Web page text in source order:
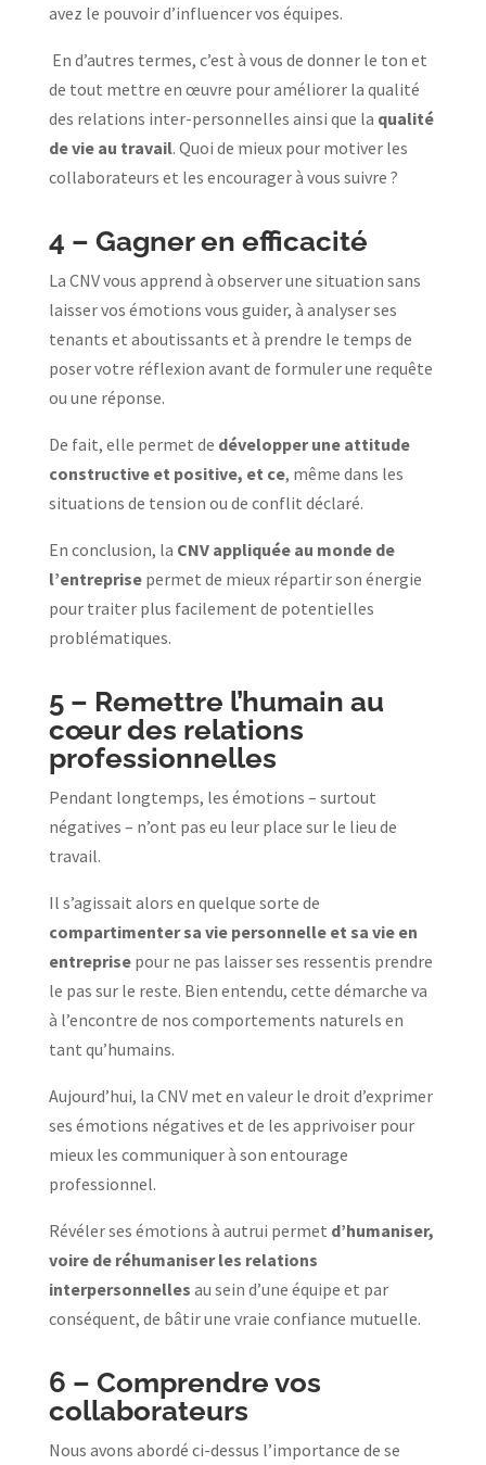
avez le pouvoir d’influencer vos équipes.
En d’autres termes, c’est à vous de donner le ton et
de tout mettre en œuvre pour améliorer la qualité
des relations inter-personnelles ainsi que la qualité
de vie au travail. Quoi de mieux pour motiver les
collaborateurs et les encourager à vous suivre ?
4 – Gagner en efficacité
La CNV vous apprend à observer une situation sans
laisser vos émotions vous guider, à analyser ses
tenants et aboutissants et à prendre le temps de
poser votre réflexion avant de formuler une requête
ou une réponse.
De fait, elle permet de développer une attitude
constructive et positive, et ce, même dans les
situations de tension ou de conflit déclaré.
En conclusion, la CNV appliquée au monde de
l’entreprisepermet de mieux répartir son énergie
pour traiter plus facilement de potentielles
problématiques.
5 – Remettre l’humain au
cœur des relations
professionnelles
Pendant longtemps, les émotions – surtout
négatives – n’ont pas eu leur place sur le lieu de
travail.
Il s’agissait alors en quelque sorte de
compartimenter sa vie personnelle et sa vie en
entreprise pour ne pas laisser ses ressentis prendre
le pas sur le reste. Bien entendu, cette démarche va
à l’encontre de nos comportements naturels en
tant qu’humains.
Aujourd’hui, la CNV met en valeur le droit d’exprimer
ses émotions négatives et de les apprivoiser pour
mieux les communiquer à son entourage
professionnel.
Révéler ses émotions à autrui permet d’humaniser,
voire de réhumaniser les relations
interpersonnelles au sein d’une équipe et par
conséquent, de bâtir une vraie confiance mutuelle.
6 – Comprendre vos
collaborateurs
Nous avons abordé ci-dessus l’importance de se